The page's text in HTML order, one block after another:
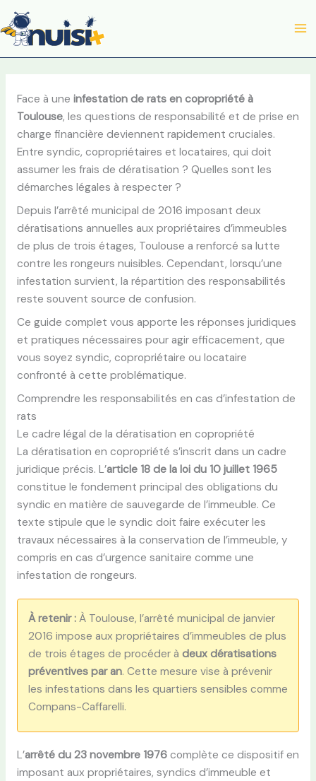
Aller
au
contenu
Face à une infestation de rats en copropriété à
Toulouse, les questions de responsabilité et de prise en
charge financière deviennent rapidement cruciales.
Entre syndic, copropriétaires et locataires, qui doit
assumer les frais de dératisation ? Quelles sont les
démarches légales à respecter ?
Depuis l’arrêté municipal de 2016 imposant deux
dératisations annuelles aux propriétaires d’immeubles
de plus de trois étages, Toulouse a renforcé sa lutte
contre les rongeurs nuisibles. Cependant, lorsqu’une
infestation survient, la répartition des responsabilités
reste souvent source de confusion.
Ce guide complet vous apporte les réponses juridiques
et pratiques nécessaires pour agir efficacement, que
vous soyez syndic, copropriétaire ou locataire
confronté à cette problématique.
Comprendre les responsabilités en cas d’infestation de
rats
Le cadre légal de la dératisation en copropriété
La dératisation en copropriété s’inscrit dans un cadre
juridique précis. L’article 18 de la loi du 10 juillet 1965
constitue le fondement principal des obligations du
syndic en matière de sauvegarde de l’immeuble. Ce
texte stipule que le syndic doit faire exécuter les
travaux nécessaires à la conservation de l’immeuble, y
compris en cas d’urgence sanitaire comme une
infestation de rongeurs.
À retenir :À Toulouse, l’arrêté municipal de janvier
2016 impose aux propriétaires d’immeubles de plus
de trois étages de procéder à deux dératisations
préventives par an. Cette mesure vise à prévenir
les infestations dans les quartiers sensibles comme
Compans-Caffarelli.
L’arrêté du 23 novembre 1976complète ce dispositif en
imposant aux propriétaires, syndics d’immeuble et